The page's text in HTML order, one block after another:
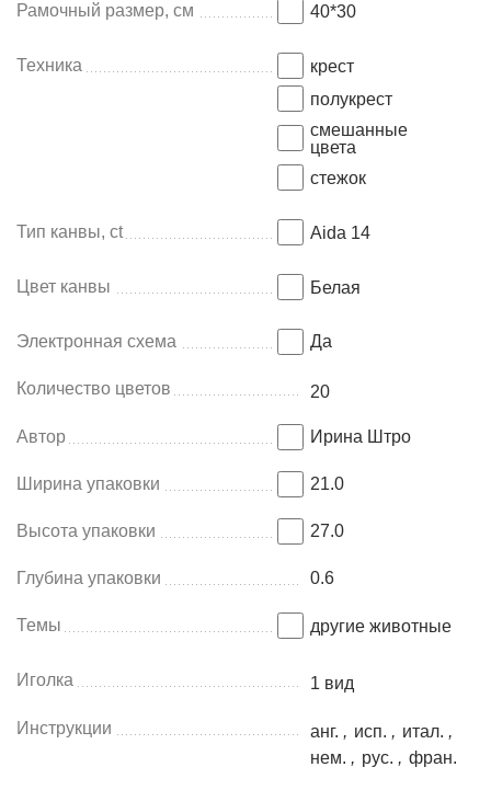
Рамочный размер, см 40*30
Техника
крест
полукрест
смешанные
цвета
стежок
Тип канвы, ct Aida 14
Цвет канвы Белая
Электронная схема Да
Количество цветов 20
Автор Ирина Штро
Ширина упаковки 21.0
Высота упаковки 27.0
Глубина упаковки 0.6
Темы другие животные
Иголка 1 вид
Инструкции анг. , исп. , итал. ,
нем. , рус. , фран.